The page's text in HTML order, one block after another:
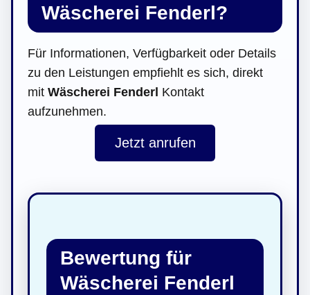
Wäscherei Fenderl?
Für Informationen, Verfügbarkeit oder Details
zu den Leistungen empfiehlt es sich, direkt
mit Wäscherei Fenderl Kontakt
aufzunehmen.
Jetzt anrufen
Bewertung für
Wäscherei Fenderl